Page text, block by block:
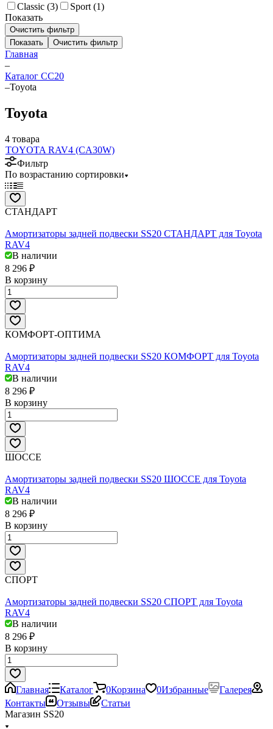
Classic (3) Sport (1)
Показать
Очистить фильтр
Показать
Очистить фильтр
Главная
–
Каталог CC20
–Toyota
Toyota
4 товара
TOYOTA RAV4 (CA30W)
Фильтр
По возрастанию сортировки
СТАНДАРТ
Амортизаторы задней подвески SS20 СТАНДАРТ для Toyota
RAV4
В наличии
8 296 ₽
В корзину
КОМФОРТ-ОПТИМА
Амортизаторы задней подвески SS20 КОМФОРТ для Toyota
RAV4
В наличии
8 296 ₽
В корзину
ШОССЕ
Амортизаторы задней подвески SS20 ШОССЕ для Toyota
RAV4
В наличии
8 296 ₽
В корзину
СПОРТ
Амортизаторы задней подвески SS20 СПОРТ для Toyota
RAV4
В наличии
8 296 ₽
В корзину
Главная Каталог 0Корзина 0Избранные
Галерея
Контакты
Отзывы
Статьи
Магазин SS20